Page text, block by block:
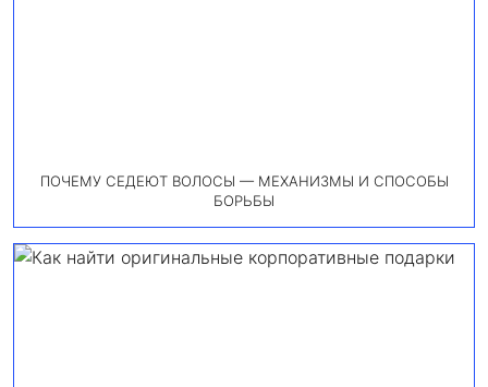
ПОЧЕМУ СЕДЕЮТ ВОЛОСЫ — МЕХАНИЗМЫ И СПОСОБЫ
БОРЬБЫ